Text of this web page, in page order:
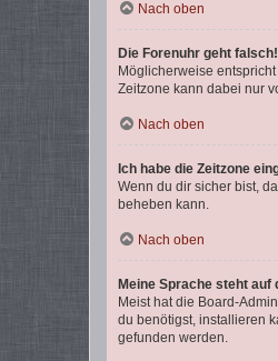
Nach oben
Die Forenuhr geht falsch!
Möglicherweise
Zeitzone kann dabei nur
Nach oben
Ich habe die Zeitzone
Wenn du dir sicher bist,
beheben kann.
Nach oben
Meine Sprache steht
Meist hat die Board-
du benötigst, installieren
gefunden werden.